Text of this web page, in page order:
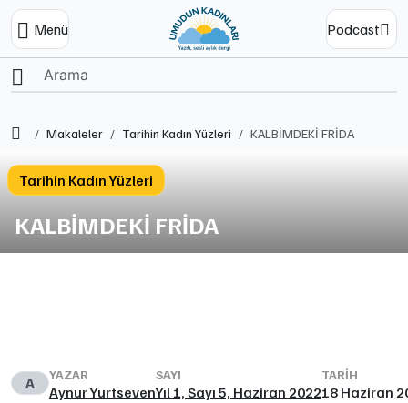
Menü Podcast
Ana SayfaMakaleler Tarihin Kadın Yüzleri KALBİMDEKİ FRİDA
Tarihin Kadın Yüzleri
KALBİMDEKİ FRİDA
A YAZAR
Aynur Yurtseven
SAYI
Yıl 1, Sayı 5, Haziran 2022
TARIH
18 Haziran